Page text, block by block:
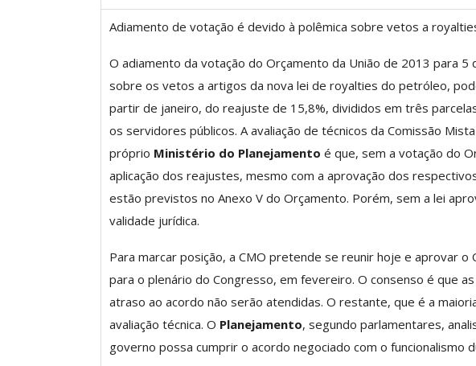
Adiamento de votação é devido à polêmica sobre vetos a
O adiamento da votação do Orçamento da União de 2013 para 5
sobre os vetos a artigos da nova lei de royalties do petróleo,
partir de janeiro, do reajuste de 15,8%, divididos em três
os servidores públicos. A avaliação de técnicos da Comissão
próprio Ministério do Planejamento é que, sem a votação do
aplicação dos reajustes, mesmo com a aprovação dos
estão previstos no Anexo V do Orçamento. Porém, sem a lei
validade jurídica.
Para marcar posição, a CMO pretende se reunir hoje e aprovar
para o plenário do Congresso, em fevereiro. O consenso é que
atraso ao acordo não serão atendidas. O restante, que é a
avaliação técnica. O Planejamento, segundo parlamentares,
governo possa cumprir o acordo negociado com o funcionalismo
“Como Criar Múltiplas Fontes
De Renda Sem…
Comunicacao 30 jun, 2026
IMPRENSA
Clube De Benefícios ASSECOR
Reúne Dezenas De Escolas De
Idiomas Com Condições…